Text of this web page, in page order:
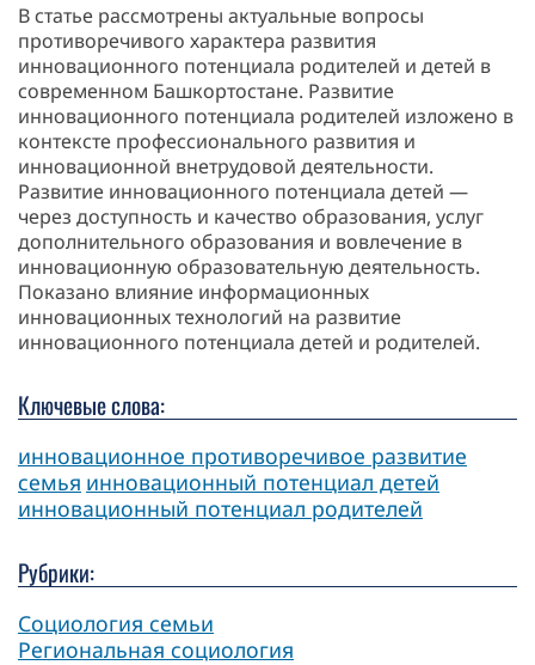
В статье рассмотрены актуальные вопросы
противоречивого характера развития
инновационного потенциала родителей и детей в
современном Башкортостане. Развитие
инновационного потенциала родителей изложено в
контексте профессионального развития и
инновационной внетрудовой деятельности.
Развитие инновационного потенциала детей —
через доступность и качество образования, услуг
дополнительного образования и вовлечение в
инновационную образовательную деятельность.
Показано влияние информационных
инновационных технологий на развитие
инновационного потенциала детей и родителей.
Ключевые слова:
инновационное противоречивое развитие
семья инновационный потенциал детей
инновационный потенциал родителей
Рубрики:
Социология семьи
Региональная социология